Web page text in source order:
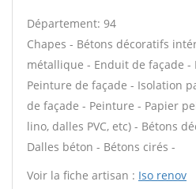
Département: 94
Chapes - Bétons décoratifs
métallique - Enduit de façade -
Peinture de façade - Isolation
de façade - Peinture - Papier
lino, dalles PVC, etc) - Bétons
Dalles béton - Bétons cirés -
Voir la fiche artisan : Iso renov